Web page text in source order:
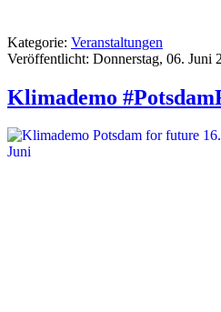
Kategorie: Veranstaltungen
Veröffentlicht: Donnerstag, 06. Juni
Klimademo